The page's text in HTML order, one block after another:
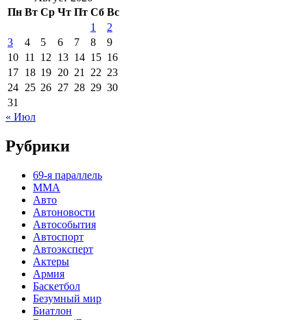
Пн Вт Ср Чт Пт Сб Вс
1
2
3
4 5 6 7 8
9
10 11 12 13 14 15 16
17 18 19 20 21 22 23
24 25 26 27 28 29 30
31
« Июл
Рубрики
69-я параллель
MMA
Авто
Автоновости
Автособытия
Автоспорт
Автоэксперт
Актеры
Армия
Баскетбол
Безумный мир
Биатлон